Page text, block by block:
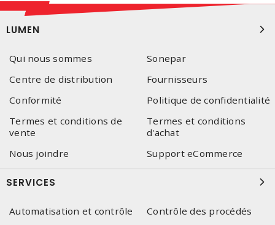
LUMEN
Qui nous sommes
Sonepar
Centre de distribution
Fournisseurs
Conformité
Politique de confidentialité
Termes et conditions de
vente
Termes et conditions
d'achat
Nous joindre
Support eCommerce
SERVICES
Automatisation et contrôle
Contrôle des procédés